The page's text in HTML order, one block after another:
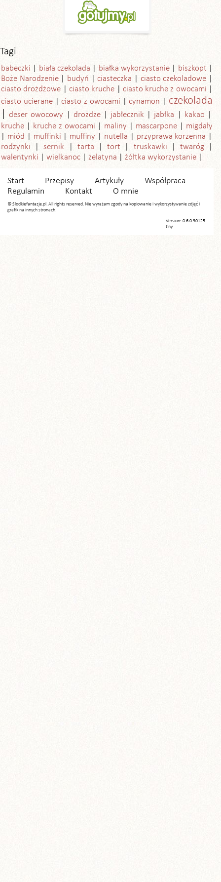
Tagi
babeczki biała czekolada białka wykorzystanie
biszkopt
Boże Narodzenie
budyń ciasteczka
ciasto czekoladowe
ciasto drożdżowe
ciasto kruche
ciasto kruche z owocami
ciasto ucierane
ciasto z owocami cynamon czekolada
deser owocowy drożdże jabłecznik jabłka
kakao
kruche
kruche z owocami maliny mascarpone
migdały
miód
muffinki muffiny nutella
przyprawa korzenna
rodzynki
sernik tarta tort truskawki
twaróg
walentynki
wielkanoc żelatyna żółtka wykorzystanie
Start Przepisy Artykuły
Współpraca
Regulamin
Kontakt O mnie
© Slodkiefantazje.pl. All rights reserved. Nie wyrażam zgody na kopiowanie i wykorzystywanie zdjęć i
grafik na innych stronach.
Version: 0.6.0.30125
tiny